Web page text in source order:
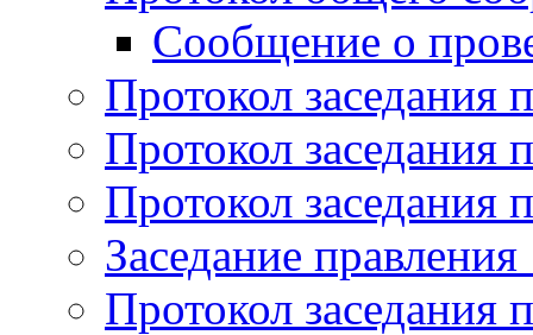
Сообщение о
Протокол заседания
Протокол заседания
Протокол заседания
Заседание
Протокол заседания